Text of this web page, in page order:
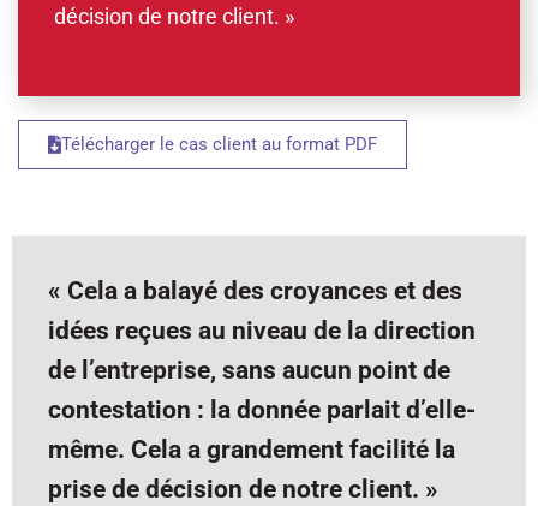
décision de notre client. »
Télécharger le cas client au format PDF
« Cela a balayé des croyances et des
idées reçues au niveau de la direction
de l’entreprise, sans aucun point de
contestation : la donnée parlait d’elle-
même. Cela a grandement facilité la
prise de décision de notre client. »